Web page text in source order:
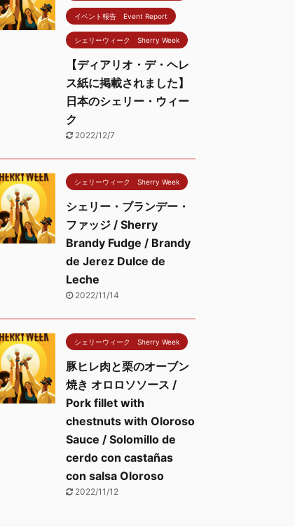
イベント報告 Event Report
シェリーウィーク Sherry Week
【ディアリオ・デ・ヘレ
ス紙に掲載されました】
日本のシェリー・ウィー
ク
2022/12/7
シェリーウィーク Sherry Week
シェリー・ブランデー・
ファッジ / Sherry
Brandy Fudge / Brandy
de Jerez Dulce de
Leche
2022/11/14
シェリーウィーク Sherry Week
豚ヒレ肉と栗のオーブン
焼き オロロソソース /
Pork fillet with
chestnuts with Oloroso
Sauce / Solomillo de
cerdo con castañas
con salsa Oloroso
2022/11/12